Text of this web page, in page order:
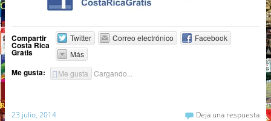
Compartir
Costa Rica
Gratis
Twitter Correo electrónico
Facebook
Más
Me gusta: Me gusta Cargando...
23 julio, 2014 Deja una respuesta